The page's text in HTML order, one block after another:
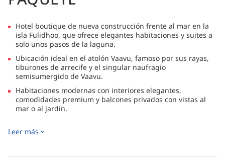
Hotel boutique de nueva construcción frente al mar en la
isla Fulidhoo, que ofrece elegantes habitaciones y suites a
solo unos pasos de la laguna.
Ubicación ideal en el atolón Vaavu, famoso por sus rayas,
tiburones de arrecife y el singular naufragio
semisumergido de Vaavu.
Habitaciones modernas con interiores elegantes,
comodidades premium y balcones privados con vistas al
mar o al jardín.
toque extra de lujo y relajación.
tranquilo ambiente isleño crean una escapada perfecta a
Leer más